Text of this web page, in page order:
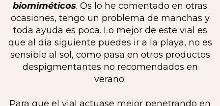
biomiméticos. Os lo he comentado en otras
ocasiones, tengo un problema de manchas y
toda ayuda es poca. Lo mejor de este vial es
que al día siguiente puedes ir a la playa, no es
sensible al sol, como pasa en otros productos
despigmentantes no recomendados en
verano.
Para que el vial actuase mejor penetrando en